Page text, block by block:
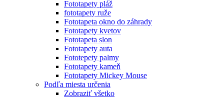
Fototapety pláž
fototapety ruže
Fototapeta okno do záhrady
Fototapety kvetov
Fototapeta slon
Fototapety auta
Fototepety palmy
Fototapety kameň
Fototapety Mickey Mouse
Podľa miesta určenia
Zobraziť všetko